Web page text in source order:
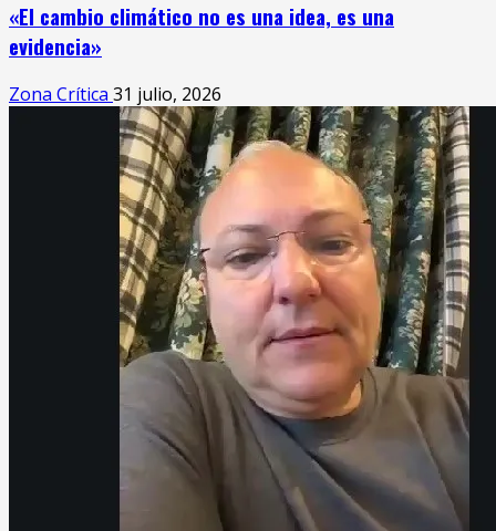
«El cambio climático no es una idea, es una
evidencia»
Zona Crítica 31 julio, 2026